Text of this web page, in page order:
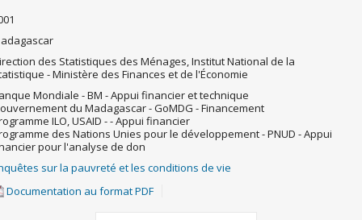
des Statistiques des Ménages, Institut National de la
- Ministère des Finances et de l'Économie
Mondiale - BM - Appui financier et technique
du Madagascar - GoMDG - Financement
ILO, USAID - - Appui financier
des Nations Unies pour le développement - PNUD - Appui
pour l'analyse de don
sur la pauvreté et les conditions de vie
Documentation au format PDF